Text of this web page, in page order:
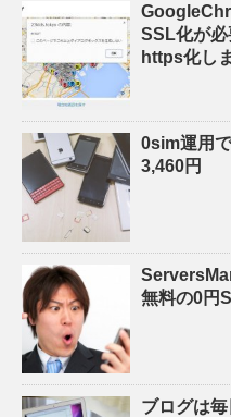
SSL化が必
https化し
0sim運用
3,460円
無料の0円
ブログは